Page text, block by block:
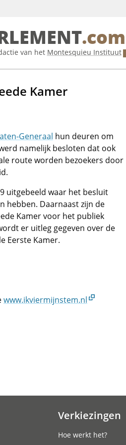
.com
van het Montesquieu Instituut
Kamer
Generaal hun deuren om
namelijk besloten dat ook
route worden bezoekers door
uitgebeeld waar het besluit
hebben. Daarnaast zijn de
Kamer voor het publiek
er uitleg gegeven over de
Eerste Kamer.
www.ikviermijnstem.nl
Verkiezingen
Hoe werkt het?